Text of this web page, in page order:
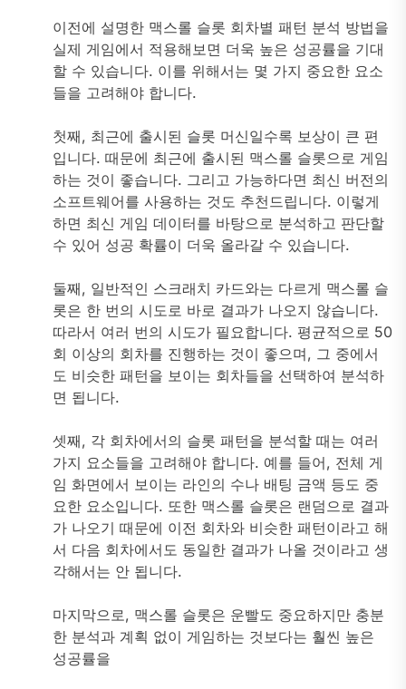
이전에 설명한 맥스롤 슬롯 회차별 패턴 분석 방법을
실제 게임에서 적용해보면 더욱 높은 성공률을 기대
할 수 있습니다. 이를 위해서는 몇 가지 중요한 요소
들을 고려해야 합니다.
첫째, 최근에 출시된 슬롯 머신일수록 보상이 큰 편
입니다. 때문에 최근에 출시된 맥스롤 슬롯으로 게임
하는 것이 좋습니다. 그리고 가능하다면 최신 버전의
소프트웨어를 사용하는 것도 추천드립니다. 이렇게
하면 최신 게임 데이터를 바탕으로 분석하고 판단할
수 있어 성공 확률이 더욱 올라갈 수 있습니다.
둘째, 일반적인 스크래치 카드와는 다르게 맥스롤 슬
롯은 한 번의 시도로 바로 결과가 나오지 않습니다.
따라서 여러 번의 시도가 필요합니다. 평균적으로 50
회 이상의 회차를 진행하는 것이 좋으며, 그 중에서
도 비슷한 패턴을 보이는 회차들을 선택하여 분석하
면 됩니다.
셋째, 각 회차에서의 슬롯 패턴을 분석할 때는 여러
가지 요소들을 고려해야 합니다. 예를 들어, 전체 게
임 화면에서 보이는 라인의 수나 배팅 금액 등도 중
요한 요소입니다. 또한 맥스롤 슬롯은 랜덤으로 결과
가 나오기 때문에 이전 회차와 비슷한 패턴이라고 해
서 다음 회차에서도 동일한 결과가 나올 것이라고 생
각해서는 안 됩니다.
마지막으로, 맥스롤 슬롯은 운빨도 중요하지만 충분
한 분석과 계획 없이 게임하는 것보다는 훨씬 높은
성공률을